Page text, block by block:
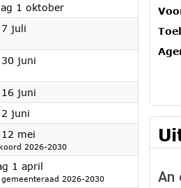
1 oktober2026
7 juli
juni
juni
juni
mei
2026-2030
1 april
2026-2030